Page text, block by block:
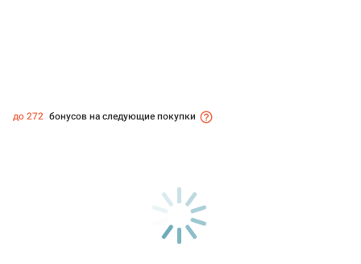
до 272 бонусов на следующие покупки